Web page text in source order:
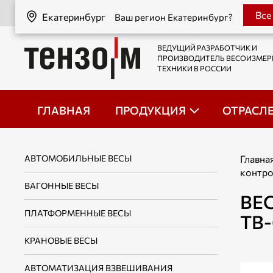
Екатеринбург Ваш регион Екатеринбург?
Екатеринбург
ВЕДУЩИЙ РАЗРАБОТЧИК И
ПРОИЗВОДИТЕЛЬ
ТЕХНИКИ В РОССИИ
ГЛАВНАЯ ПРОДУКЦИЯ
АВТОМОБИЛЬНЫЕ ВЕСЫ
ВАГОННЫЕ ВЕСЫ
ПЛАТФОРМЕННЫЕ ВЕСЫ
КРАНОВЫЕ ВЕСЫ
АВТОМАТИЗАЦИЯ ВЗВЕШИВАНИЯ